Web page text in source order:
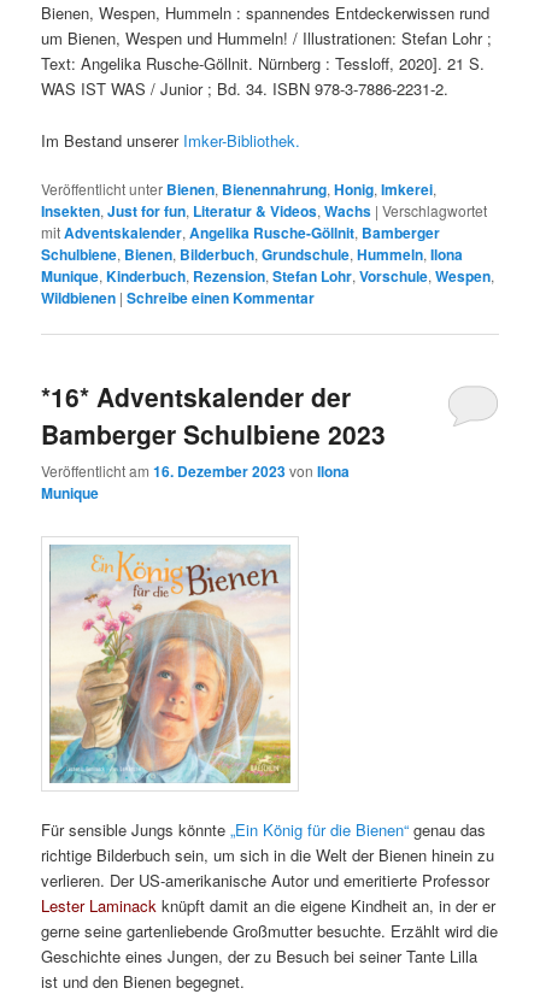
Bienen, Wespen, Hummeln : spannendes Entdeckerwissen rund
um Bienen, Wespen und Hummeln! / Illustrationen: Stefan Lohr ;
Text: Angelika Rusche-Göllnit. Nürnberg : Tessloff, 2020]. 21 S.
WAS IST WAS / Junior ; Bd. 34. ISBN 978-3-7886-2231-2.
Im Bestand unserer Imker-Bibliothek.
Veröffentlicht unter Bienen, Bienennahrung,Honig,Imkerei,
Insekten,Just for fun, Literatur & Videos,Wachs |Verschlagwortet
mitAdventskalender,Angelika Rusche-Göllnit, Bamberger
Schulbiene, Bienen, Bilderbuch,Grundschule,Hummeln,Ilona
Munique,Kinderbuch, Rezension,Stefan Lohr,Vorschule,Wespen,
Wildbienen |Schreibe einen Kommentar
*16* Adventskalender der
Bamberger Schulbiene 2023
Veröffentlicht am16. Dezember 2023vonIlona
Munique
Für sensible Jungs könnte„Ein König für die Bienen“ genau das
richtige Bilderbuch sein, um sich in die Welt der Bienen hinein zu
verlieren. Der US-amerikanische Autor und emeritierte Professor
Lester Laminack knüpft damit an die eigene Kindheit an, in der er
gerne seine gartenliebende Großmutter besuchte. Erzählt wird die
Geschichte eines Jungen, der zu Besuch bei seiner Tante Lilla
ist und den Bienen begegnet.